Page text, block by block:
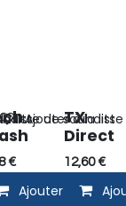
€
Ajouter au panier
TX
Direct
12,60€
liste de souhaits
Ajouter à la